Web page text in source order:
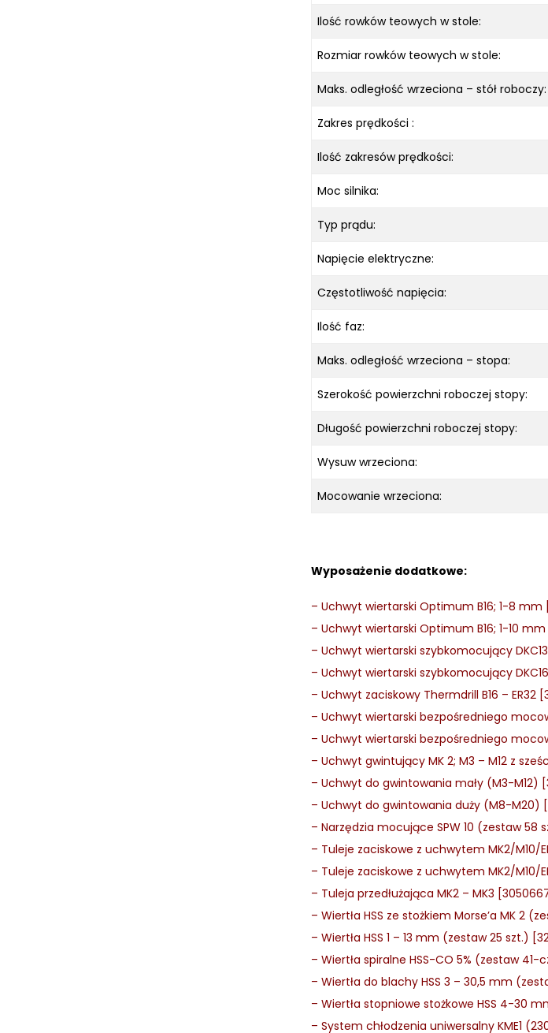
Ilość rowków teowych w stole:
Rozmiar rowków teowych w stole:
Maks. odległość wrzeciona – stół roboczy:
Zakres prędkości :
Ilość zakresów prędkości:
Moc silnika:
Typ prądu:
Napięcie elektryczne:
Częstotliwość napięcia:
Ilość faz:
Maks. odległość wrzeciona – stopa:
Szerokość powierzchni roboczej stopy:
Długość powierzchni roboczej stopy:
Wysuw wrzeciona:
Mocowanie wrzeciona:
Wyposażenie dodatkowe:
– Uchwyt wiertarski Optimum B16; 1-8 mm
– Uchwyt wiertarski Optimum B16; 1-10 mm
– Uchwyt wiertarski szybkomocujący
– Uchwyt wiertarski szybkomocujący
– Uchwyt zaciskowy Thermdrill B16 – ER32
– Uchwyt wiertarski bezpośredniego
– Uchwyt wiertarski bezpośredniego
– Uchwyt gwintujący MK 2; M3 – M12 z
– Uchwyt do gwintowania mały (M3-M12)
– Uchwyt do gwintowania duży (M8-M20)
– Narzędzia mocujące SPW 10 (zestaw 58
– Tuleje zaciskowe z uchwytem MK2/M10/
– Tuleje zaciskowe z uchwytem MK2/M10/
– Tuleja przedłużająca MK2 – MK3
– Wiertła HSS ze stożkiem Morse’a MK 2
– Wiertła HSS 1 – 13 mm (zestaw 25 szt.)
– Wiertła spiralne HSS-CO 5% (zestaw 41-
– Wiertła do blachy HSS 3 – 30,5 mm
– Wiertła stopniowe stożkowe HSS 4-30
– System chłodzenia uniwersalny KME1